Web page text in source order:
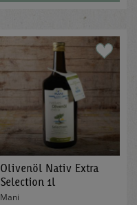
Olivenöl Nativ Extra
Selection 1l
Mani